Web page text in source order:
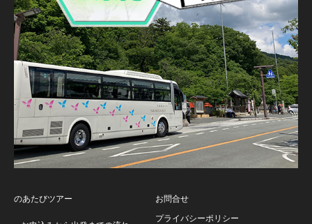
のあたびツアー
お問合せ
プライバシーポリシー